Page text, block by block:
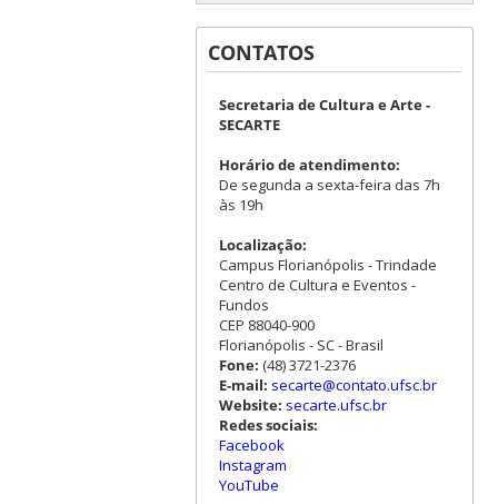
CONTATOS
Secretaria de Cultura e Arte -
SECARTE
Horário de atendimento:
De segunda a sexta-feira das 7h
às 19h
Localização:
Campus Florianópolis - Trindade
Centro de Cultura e Eventos -
Fundos
CEP 88040-900
Florianópolis - SC - Brasil
Fone: (48) 3721-2376
E-mail: secarte@contato.ufsc.br
Website: secarte.ufsc.br
Redes sociais:
Facebook
Instagram
YouTube